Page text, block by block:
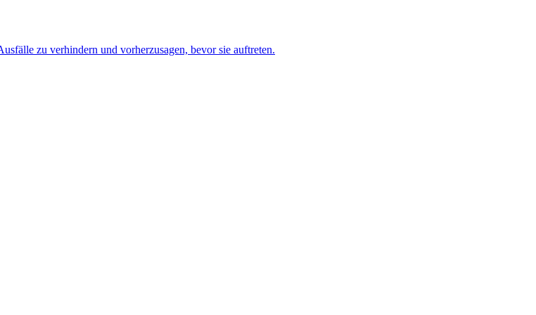
zu verhindern und vorherzusagen, bevor sie auftreten.